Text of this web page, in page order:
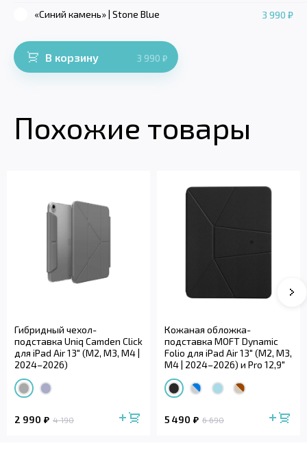
«Синий камень» | Stone Blue 3 990 ₽
В корзину 3 990 ₽
Похожие товары
Гибридный чехол-
подставка Uniq Camden Click
для iPad Air 13" (M2, M3, M4 |
2024–2026)
2 990 4 190
Кожаная обложка-
подставка MOFT Dynamic
Folio для iPad Air 13" (M2, M3,
M4 | 2024–2026) и Pro 12,9"
(...
5 490 6 690